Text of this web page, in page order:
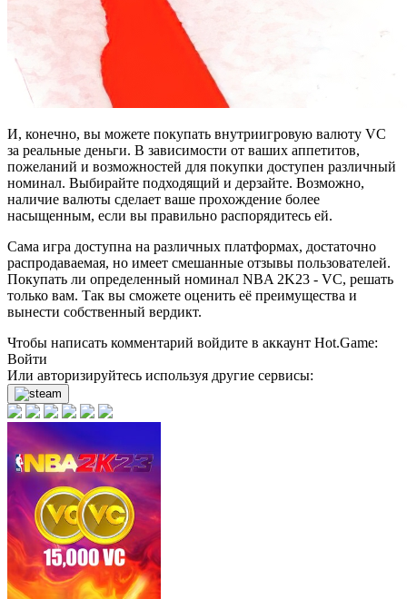
И, конечно, вы можете покупать внутриигровую валюту VC
за реальные деньги. В зависимости от ваших аппетитов,
пожеланий и возможностей для покупки доступен различный
номинал. Выбирайте подходящий и дерзайте. Возможно,
наличие валюты сделает ваше прохождение более
насыщенным, если вы правильно распорядитесь ей.
Сама игра доступна на различных платформах, достаточно
распродаваемая, но имеет смешанные отзывы пользователей.
Покупать ли определенный номинал NBA 2K23 - VC, решать
только вам. Так вы сможете оценить её преимущества и
вынести собственный вердикт.
Чтобы написать комментарий войдите в аккаунт Hot.Game:
Войти
Или авторизируйтесь используя другие сервисы: